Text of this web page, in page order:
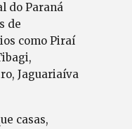
do Paraná
de
como Piraí
Jaguariaíva
casas,